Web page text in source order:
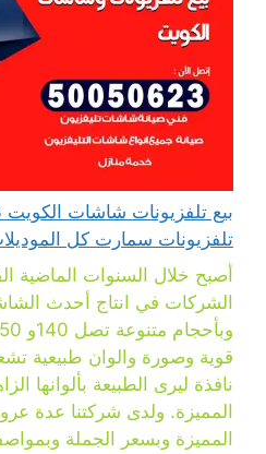
تلفزيونات سمارت كل
أصبح خلال السنوات الماضية
الشركات في انتاج أحدث
قوية وصورة والوان طبيعية
نافذة ليرى الطبيعة بألوانها
المميزة. ولدى شركتنا عدة
المميزة وبسعر الجملة